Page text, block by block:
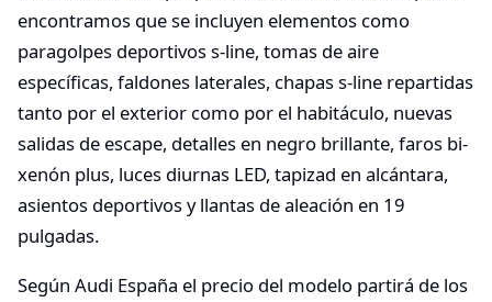
encontramos que se incluyen elementos como
paragolpes deportivos s-line, tomas de aire
específicas, faldones laterales, chapas s-line repartidas
tanto por el exterior como por el habitáculo, nuevas
salidas de escape, detalles en negro brillante, faros bi-
xenón plus, luces diurnas LED, tapizad en alcántara,
asientos deportivos y llantas de aleación en 19
pulgadas.
Según Audi España el precio del modelo partirá de los